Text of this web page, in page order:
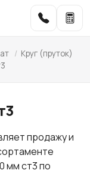
/ Круг (пруток)
продажу и
мм ст3 по